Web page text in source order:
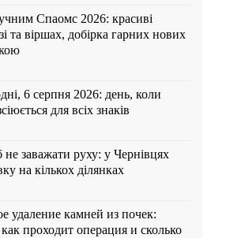
Спаомс 2026: красиві
та віршах, добірка гарних нових
6 серпня 2026: день, коли
для всіх знаків
заважати руху: у Чернівцях
на кількох ділянках
удаление камней из почек:
проходит операция и сколько